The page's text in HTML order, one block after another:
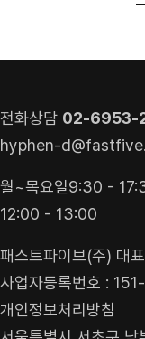
전화상담 02-6953-
hyphen-
월~목요일9:30 -
12:00 - 13:00
패스트파이브(주) 대
사업자등록번호 :
개인정보처리방침